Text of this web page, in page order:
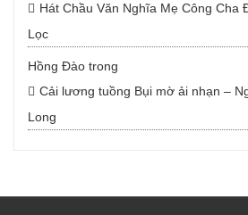
Hát Chầu Văn Nghĩa Mẹ Công Cha
Lọc
Hồng Đào trong
Cải lương tuồng Bụi mờ ải nhạn –
Long